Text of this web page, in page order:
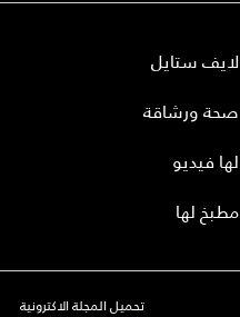
لايف ستايل
صحة ورشاقة
لها فيديو
مطبخ لها
تحميل المجلة الاكترونية